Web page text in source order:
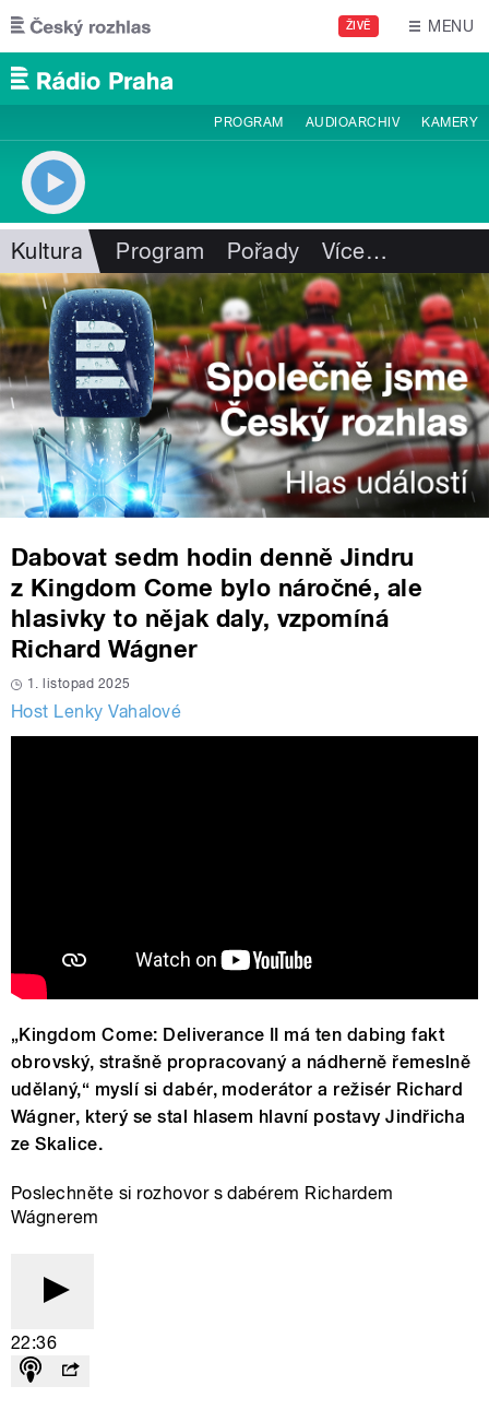
Přejít k hlavnímu obsahu
ŽIVĚ MENU
PROGRAM AUDIOARCHIV KAMERY
Kultura Program Pořady Více…
Dabovat sedm hodin denně Jindru
z Kingdom Come bylo náročné, ale
hlasivky to nějak daly, vzpomíná
Richard Wágner
1. listopad 2025
Host Lenky Vahalové
„Kingdom Come: Deliverance II má ten dabing fakt
obrovský, strašně propracovaný a nádherně řemeslně
udělaný,“ myslí si dabér, moderátor a režisér Richard
Wágner, který se stal hlasem hlavní postavy Jindřicha
ze Skalice.
Poslechněte si rozhovor s dabérem Richardem
Wágnerem
22:36